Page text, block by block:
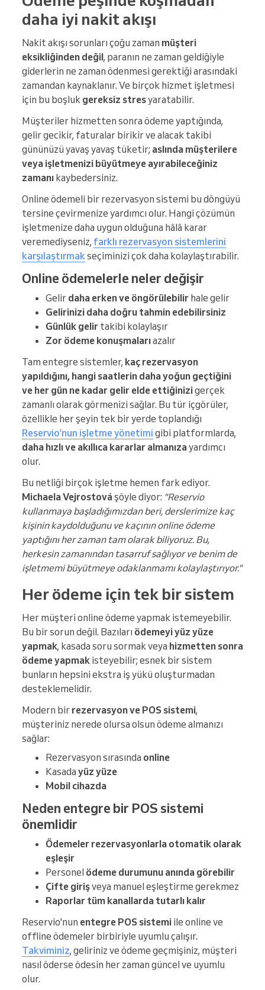
daha iyi nakit akışı
Nakit akışı sorunları çoğu zaman müşteri
eksikliğinden değil, paranın ne zaman geldiğiyle
giderlerin ne zaman ödenmesi gerektiği arasındaki
zamandan kaynaklanır. Ve birçok hizmet işletmesi
için bu boşluk gereksiz stresyaratabilir.
Müşteriler hizmetten sonra ödeme yaptığında,
gelir gecikir, faturalar birikir ve alacak takibi
gününüzü yavaş yavaş tüketir; aslında müşterilere
veya işletmenizi büyütmeye ayırabileceğiniz
zamanı kaybedersiniz.
Online ödemeli bir rezervasyon sistemi bu döngüyü
tersine çevirmenize yardımcı olur. Hangi çözümün
işletmenize daha uygun olduğuna hâlâ karar
veremediyseniz, farklı rezervasyon sistemlerini
karşılaştırmak seçiminizi çok daha kolaylaştırabilir.
Online ödemelerle neler değişir
Gelir daha erken ve öngörülebilir hale gelir
Gelirinizi daha doğru tahmin edebilirsiniz
Günlük gelir takibi kolaylaşır
Zor ödeme konuşmalarıazalır
Tam entegre sistemler, kaç rezervasyon
yapıldığını, hangi saatlerin daha yoğun geçtiğini
ve her gün ne kadar gelir elde ettiğinizigerçek
zamanlı olarak görmenizi sağlar. Bu tür içgörüler,
özellikle her şeyin tek bir yerde toplandığı
Reservio’nun işletme yönetimi gibi platformlarda,
daha hızlı ve akıllıca kararlar almanızayardımcı
olur.
Bu netliği birçok işletme hemen fark ediyor.
Michaela Vejrostováşöyle diyor: "Reservio
kullanmaya başladığımızdan beri, derslerimize kaç
kişinin kaydolduğunu ve kaçının online ödeme
yaptığını her zaman tam olarak biliyoruz. Bu,
herkesin zamanından tasarruf sağlıyor ve benim de
işletmemi büyütmeye odaklanmamı kolaylaştırıyor."
Her ödeme için tek bir sistem
Her müşteri online ödeme yapmak istemeyebilir.
Bu bir sorun değil. Bazıları ödemeyi yüz yüze
yapmak, kasada soru sormak veya hizmetten sonra
ödeme yapmak isteyebilir; esnek bir sistem
bunların hepsini ekstra iş yükü oluşturmadan
desteklemelidir.
Modern bir rezervasyon ve POS sistemi,
müşteriniz nerede olursa olsun ödeme almanızı
sağlar:
Rezervasyon sırasında online
Kasada yüz yüze
Mobil cihazda
Neden entegre bir POS sistemi
önemlidir
Ödemeler rezervasyonlarla otomatik olarak
eşleşir
Personel ödeme durumunu anında görebilir
Çifte girişveya manuel eşleştirme gerekmez
Raporlar tüm kanallarda tutarlı kalır
Reservio'nun entegre POS sistemi ile online ve
offline ödemeler birbiriyle uyumlu çalışır.
Takviminiz, geliriniz ve ödeme geçmişiniz, müşteri
nasıl öderse ödesin her zaman güncel ve uyumlu
olur.